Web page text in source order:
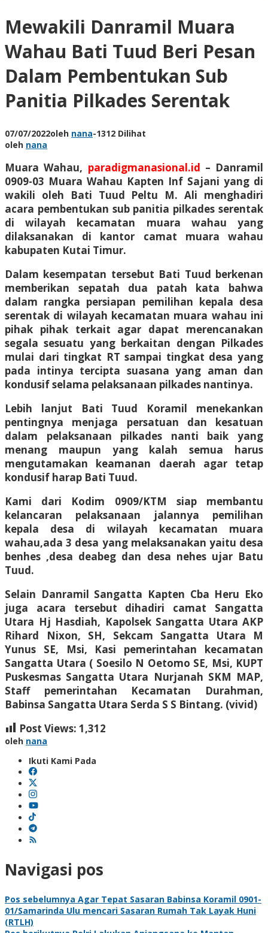
Mewakili Danramil Muara
Wahau Bati Tuud Beri Pesan
Dalam Pembentukan Sub
Panitia Pilkades Serentak
07/07/2022oleh nana-1312 Dilihat
oleh nana
Muara Wahau, paradigmanasional.id – Danramil
0909-03 Muara Wahau Kapten Inf Sajani yang di
wakili oleh Bati Tuud Peltu M. Ali menghadiri
acara pembentukan sub panitia pilkades serentak
di wilayah kecamatan muara wahau yang
dilaksanakan di kantor camat muara wahau
kabupaten Kutai Timur.
Dalam kesempatan tersebut Bati Tuud berkenan
memberikan sepatah dua patah kata bahwa
dalam rangka persiapan pemilihan kepala desa
serentak di wilayah kecamatan muara wahau ini
pihak pihak terkait agar dapat merencanakan
segala sesuatu yang berkaitan dengan Pilkades
mulai dari tingkat RT sampai tingkat desa yang
pada intinya tercipta suasana yang aman dan
kondusif selama pelaksanaan pilkades nantinya.
Lebih lanjut Bati Tuud Koramil menekankan
pentingnya menjaga persatuan dan kesatuan
dalam pelaksanaan pilkades nanti baik yang
menang maupun yang kalah semua harus
mengutamakan keamanan daerah agar tetap
kondusif harap Bati Tuud.
Kami dari Kodim 0909/KTM siap membantu
kelancaran pelaksanaan jalannya pemilihan
kepala desa di wilayah kecamatan muara
wahau,ada 3 desa yang melaksanakan yaitu desa
benhes ,desa deabeg dan desa nehes ujar Batu
Tuud.
Selain Danramil Sangatta Kapten Cba Heru Eko
juga acara tersebut dihadiri camat Sangatta
Utara Hj Hasdiah, Kapolsek Sangatta Utara AKP
Rihard Nixon, SH, Sekcam Sangatta Utara M
Yunus SE, Msi, Kasi pemerintahan kecamatan
Sangatta Utara ( Soesilo N Oetomo SE, Msi, KUPT
Puskesmas Sangatta Utara Nurjanah SKM MAP,
Staff pemerintahan Kecamatan Durahman,
Babinsa Sangatta Utara Serda S S Bintang. (vivid)
Post Views: 1,312
oleh nana
Ikuti Kami Pada
Navigasi pos
Pos sebelumnya Agar Tepat Sasaran Babinsa Koramil 0901-
01/Samarinda Ulu mencari Sasaran Rumah Tak Layak Huni
(RTLH)